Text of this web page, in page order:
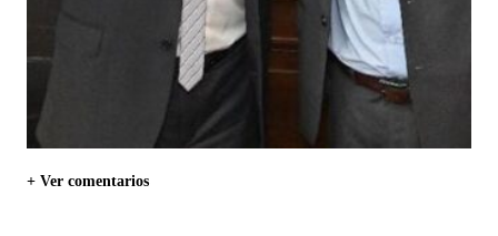
+ Ver comentarios